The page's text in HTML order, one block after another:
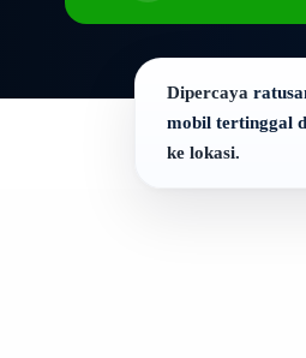
Dipercaya
mobil tertinggal
ke lokasi.